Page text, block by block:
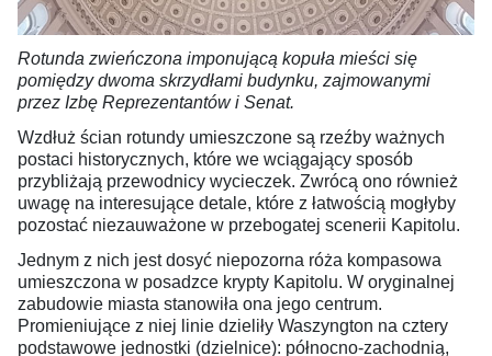
Rotunda zwieńczona imponującą kopuła mieści się
pomiędzy dwoma skrzydłami budynku, zajmowanymi
przez Izbę Reprezentantów i Senat.
Wzdłuż ścian rotundy umieszczone są rzeźby ważnych
postaci historycznych, które we wciągający sposób
przybliżają przewodnicy wycieczek. Zwrócą ono również
uwagę na interesujące detale, które z łatwością mogłyby
pozostać niezauważone w przebogatej scenerii Kapitolu.
Jednym z nich jest dosyć niepozorna róża kompasowa
umieszczona w posadzce krypty Kapitolu. W oryginalnej
zabudowie miasta stanowiła ona jego centrum.
Promieniujące z niej linie dzieliły Waszyngton na cztery
podstawowe jednostki (dzielnice): północno-zachodnią,